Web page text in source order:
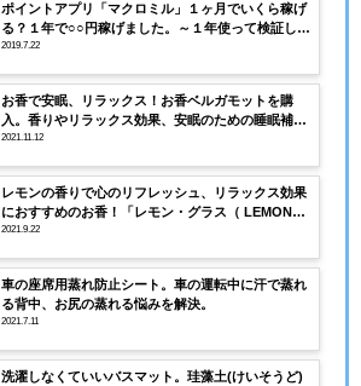
ポイントアプリ「マクロミル」１ヶ月でいくら稼げ
る？１年で○○円稼げました。～１年使って検証して
みました。
2019.7.22
お香で安眠、リラックス！お香ベルガモットを購
入。香りやリラックス効果、安眠のための睡眠補助
も？
2021.11.12
レモンの香りで心のリフレッシュ、リラックス効果
におすすめのお香！「レモン・グラス（ LEMON
GRASS）」
2021.9.22
車の座席用蒸れ防止シート。車の運転中に汗で蒸れ
る背中、お尻の蒸れる悩みを解決。
2021.7.11
洗濯しなくていいバスマット。珪藻土(けいそうど)